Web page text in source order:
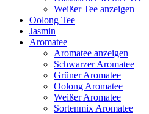
Weißer Tee anzeigen
Oolong Tee
Jasmin
Aromatee
Aromatee anzeigen
Schwarzer Aromatee
Grüner Aromatee
Oolong Aromatee
Weißer Aromatee
Sortenmix Aromatee